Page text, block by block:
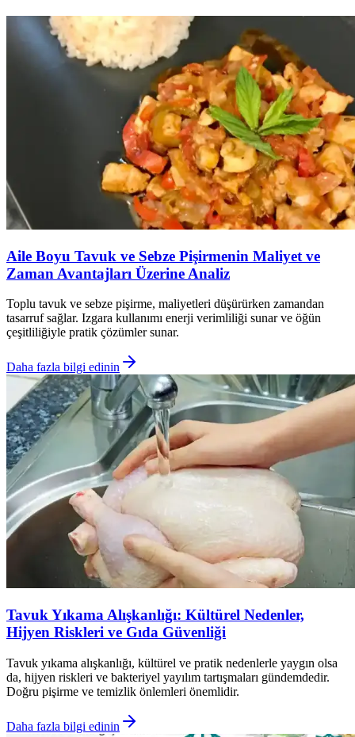
Aile Boyu Tavuk ve Sebze Pişirmenin Maliyet ve
Zaman Avantajları Üzerine Analiz
Toplu tavuk ve sebze pişirme, maliyetleri düşürürken zamandan
tasarruf sağlar. Izgara kullanımı enerji verimliliği sunar ve öğün
çeşitliliğiyle pratik çözümler sunar.
Daha fazla bilgi edinin
Tavuk Yıkama Alışkanlığı: Kültürel Nedenler,
Hijyen Riskleri ve Gıda Güvenliği
Tavuk yıkama alışkanlığı, kültürel ve pratik nedenlerle yaygın olsa
da, hijyen riskleri ve bakteriyel yayılım tartışmaları gündemdedir.
Doğru pişirme ve temizlik önlemleri önemlidir.
Daha fazla bilgi edinin